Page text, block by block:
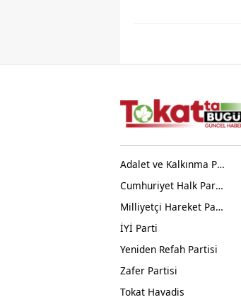
Adalet ve Kalkınma Partisi
Cumhuriyet Halk Partisi
Milliyetçi Hareket Partisi
İYİ Parti
Yeniden Refah Partisi
Zafer Partisi
Tokat Havadis